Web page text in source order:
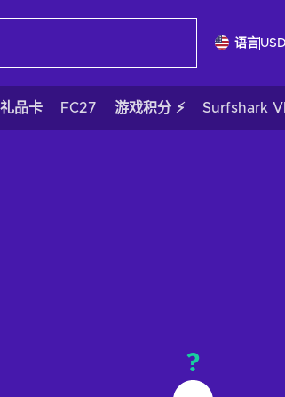
语言USD
品卡 FC27 游戏积分 ⚡ Surfshark
?